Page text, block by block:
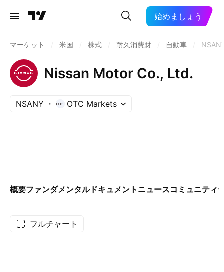
始めましょう
マーケット 米国 株式 耐久消費財 自動車
Nissan Motor Co., Ltd.
NSANY OTC Markets
概要ファンダメンタルドキュメント ニュースコミュニティ
フルチャート